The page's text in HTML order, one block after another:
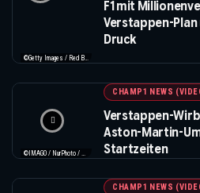
F1 mit
Verstappen-Plan
Druck
CHAMP1 NEWS
Verstappen-
Aston-Martin-
Startzeiten
CHAMP1 NEWS